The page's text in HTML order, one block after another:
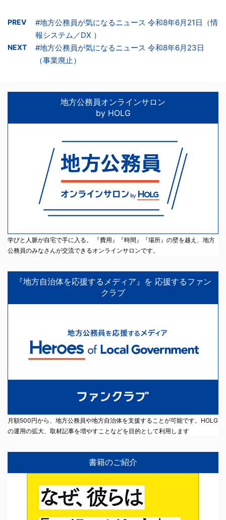
PREV
#地方公務員が気になるニュース 令和8年6月21日（情
報システム／DX ）
NEXT
#地方公務員が気になるニュース 令和8年6月23日
（事業廃止）
地方公務員オンラインサロン
by HOLG
学びと人脈が自宅で手に入る。 『費用』『時間』『場所』の壁を越え、地方
公務員のみなさんが交流できるオンラインサロンです。
『地方自治体を応援するメディア』を 応援するファン
クラブ
月額500円から、地方公務員や地方自治体を支援することが可能です。HOLG
の運用の拡大、取材記事を増やすことなどを目的として利用します
書籍のご紹介